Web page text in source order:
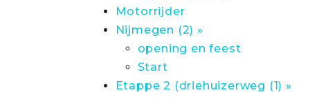
Motorrijder
Nijmegen (2) »
opening en feest
Start
Etappe 2 (driehuizerweg (1) »